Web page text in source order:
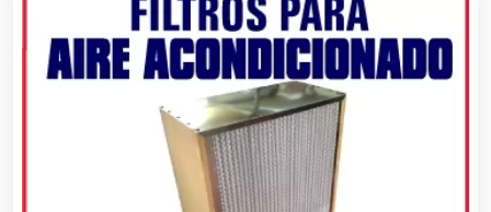
Análisis Clínicos
Análisis de Aguas